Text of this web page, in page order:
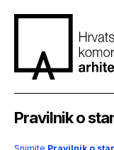
Pravilnik o